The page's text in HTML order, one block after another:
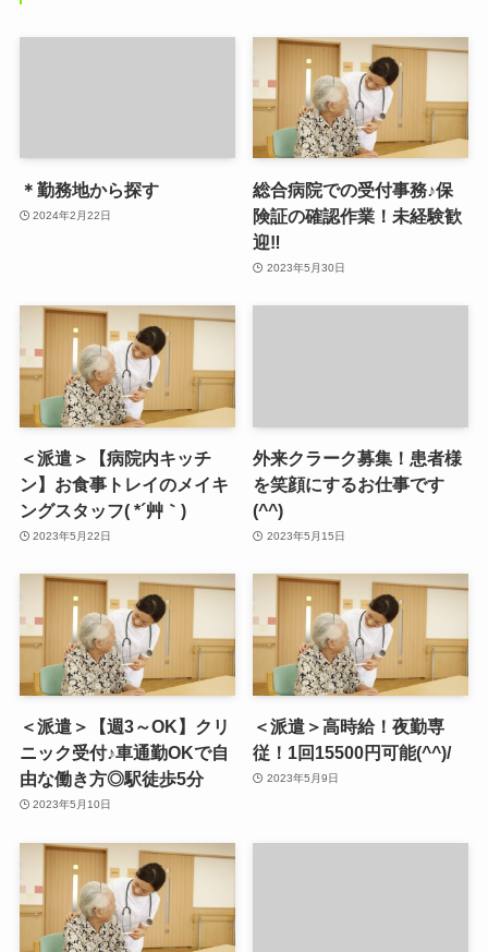
＊勤務地から探す
2024年2月22日
総合病院での受付事務♪保
険証の確認作業！未経験歓
迎‼
2023年5月30日
＜派遣＞【病院内キッチ
ン】お食事トレイのメイキ
ングスタッフ( *´艸｀)
2023年5月22日
外来クラーク募集！患者様
を笑顔にするお仕事です
(^^)
2023年5月15日
＜派遣＞【週3～OK】クリ
ニック受付♪車通勤OKで自
由な働き方◎駅徒歩5分
2023年5月10日
＜派遣＞高時給！夜勤専
従！1回15500円可能(^^)/
2023年5月9日